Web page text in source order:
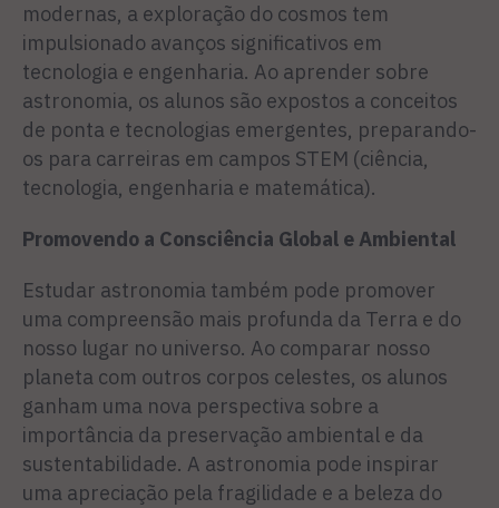
modernas, a exploração do cosmos tem
impulsionado avanços significativos em
tecnologia e engenharia. Ao aprender sobre
astronomia, os alunos são expostos a conceitos
de ponta e tecnologias emergentes, preparando-
os para carreiras em campos STEM (ciência,
tecnologia, engenharia e matemática).
Promovendo a Consciência Global e Ambiental
Estudar astronomia também pode promover
uma compreensão mais profunda da Terra e do
nosso lugar no universo. Ao comparar nosso
planeta com outros corpos celestes, os alunos
ganham uma nova perspectiva sobre a
importância da preservação ambiental e da
sustentabilidade. A astronomia pode inspirar
uma apreciação pela fragilidade e a beleza do